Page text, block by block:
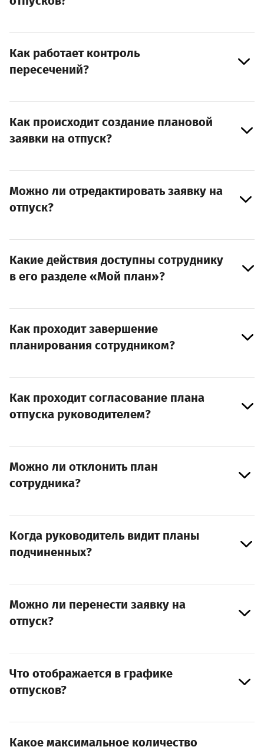
Как работает контроль
пересечений?
Как происходит создание плановой
заявки на отпуск?
Можно ли отредактировать заявку на
отпуск?
Какие действия доступны сотруднику
в его разделе «Мой план»?
Как проходит завершение
планирования сотрудником?
Как проходит согласование плана
отпуска руководителем?
Можно ли отклонить план
сотрудника?
Когда руководитель видит планы
подчиненных?
Можно ли перенести заявку на
отпуск?
Что отображается в графике
отпусков?
Какое максимальное количество